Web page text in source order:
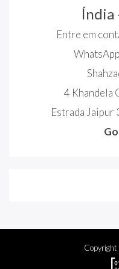
Índia
Entre em
4 Khandela
Estrada Jaipur
Copyright